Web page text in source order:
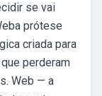
se vai
prótese
criada para
perderam
Web — a